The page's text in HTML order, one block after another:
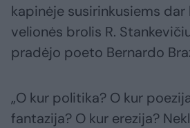
kapinėje susirinkusiems
velionės brolis R.
pradėjo poeto Bernardo
„O kur politika? O kur
fantazija? O kur erezija?